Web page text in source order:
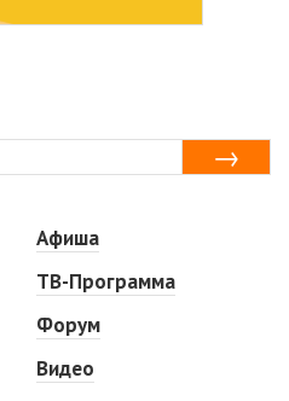
Афиша
ТВ-Программа
Форум
Видео